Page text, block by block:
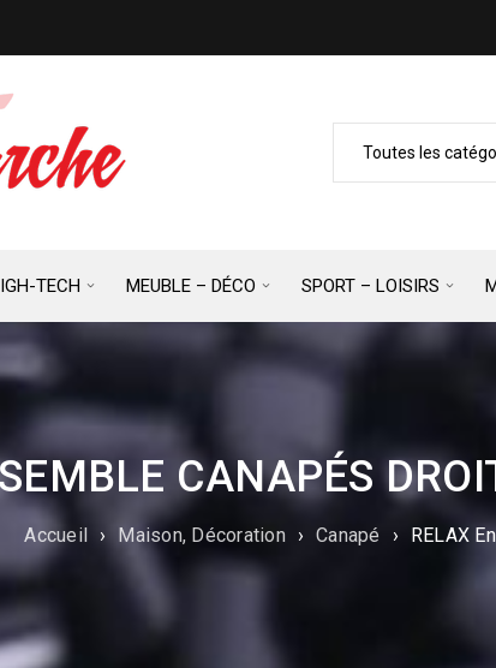
TECH MEUBLE – DÉCO SPORT – LOISIRS
CANAPÉS
Accueil › Maison, Décoration › Canapé › RELAX